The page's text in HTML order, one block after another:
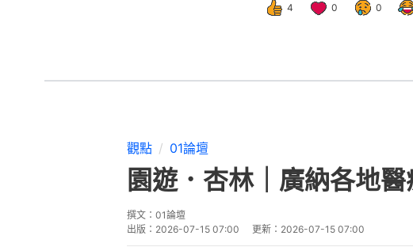
4 0 0
園遊．杏林｜廣納各地
出版： 2026-07-15 07:00